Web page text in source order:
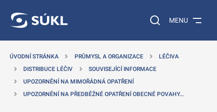
Vyhledávání na
MENU
ÚVODNÍ STRÁNKA PRŮMYSL A ORGANIZACE
LÉČIVA
DISTRIBUCE LÉČIV
SOUVISEJÍCÍ INFORMACE
UPOZORNĚNÍ NA MIMOŘÁDNÁ OPATŘENÍ
UPOZORNĚNÍ NA PŘEDBĚŽNÉ OPATŘENÍ OBECNÉ POVAHY…